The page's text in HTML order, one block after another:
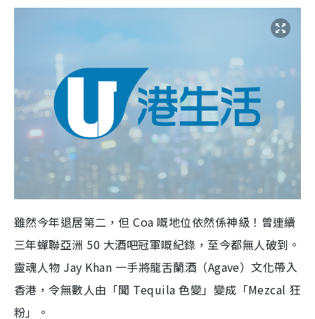
雖然今年退居第二，但 Coa 嘅地位依然係神級！曾連續
三年蟬聯亞洲 50 大酒吧冠軍嘅紀錄，至今都無人破到。
靈魂人物 Jay Khan 一手將龍舌蘭酒（Agave）文化帶入
香港，令無數人由「聞 Tequila 色變」變成「Mezcal 狂
粉」。